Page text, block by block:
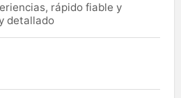
rápido fiable y
detallado